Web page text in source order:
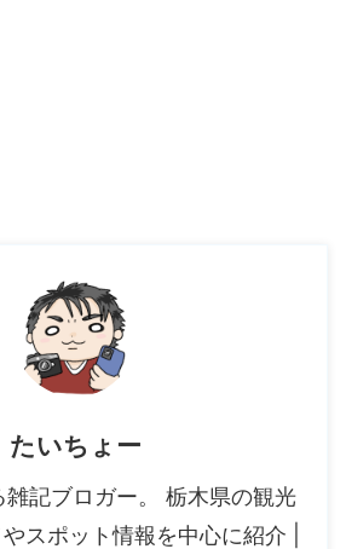
たいちょー
記ブロガー。 栃木県の観光
スポット情報を中心に紹介 |